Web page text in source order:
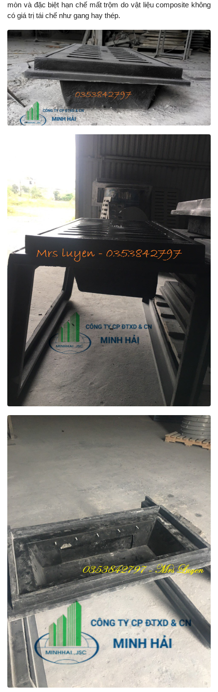
mòn và đặc biệt hạn chế mất trộm do vật liệu composite không
có giá trị tái chế như gang hay thép.